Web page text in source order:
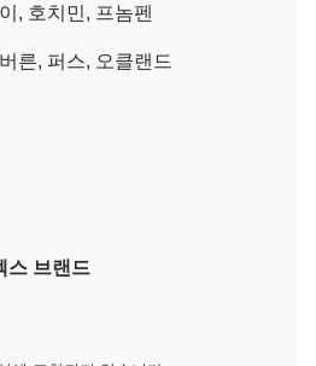
, 호치민, 프놈펜
른, 퍼스, 오클랜드
스 브랜드